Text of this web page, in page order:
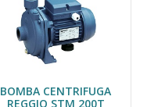
BOMBA CENTRIFUGA
REGGIO STM 200T